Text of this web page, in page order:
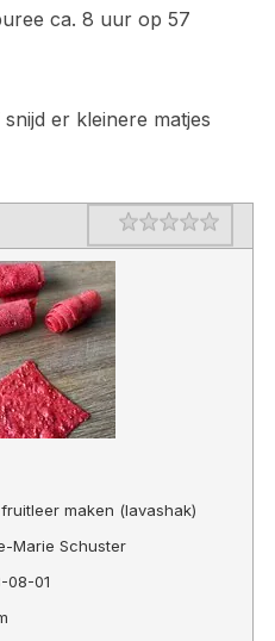
ca. 8 uur op 57
er kleinere matjes
Rating
1 star
2 stars
3 stars
4 stars
5 stars
maken (lavashak)
Marie Schuster
08-01